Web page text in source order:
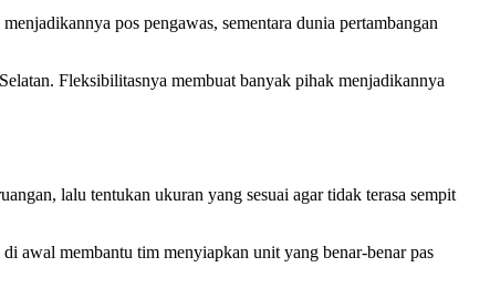
pos pengawas, sementara dunia pertambangan
Fleksibilitasnya membuat banyak pihak menjadikannya
lalu tentukan ukuran yang sesuai agar tidak terasa sempit
awal membantu tim menyiapkan unit yang benar-benar pas